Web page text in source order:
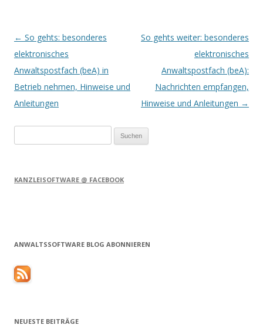
Artikel-Navigation
← So gehts: besonderes
elektronisches
Anwaltspostfach (beA) in
Betrieb nehmen, Hinweise und
Anleitungen
So gehts weiter: besonderes
elektronisches
Anwaltspostfach (beA):
Nachrichten empfangen,
Hinweise und Anleitungen →
nach:
KANZLEISOFTWARE @ FACEBOOK
ANWALTSSOFTWARE BLOG ABONNIEREN
NEUESTE BEITRÄGE